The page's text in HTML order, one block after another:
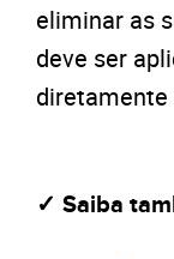
eliminar as
deve ser
diretamente
✓ Saiba